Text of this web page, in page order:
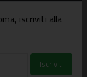
iscriviti alla